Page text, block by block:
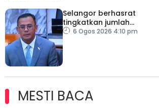
Selangor berhasrat
tingkatkan jumlah
penerima HPIPT 5,000
6 Ogos 2026 4:10 pm
MESTI BACA